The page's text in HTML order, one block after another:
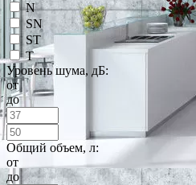
N
SN
ST
T
Уровень шума, дБ:
от
до
Общий объем, л:
от
до